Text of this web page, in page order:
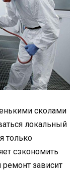
сколами
локальный
только
сэкономить
зависит